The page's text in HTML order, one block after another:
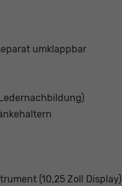
umklappbar
(10,25 Zoll Display)